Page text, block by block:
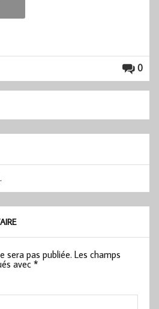
0
sera pas publiée. Les champs
avec*